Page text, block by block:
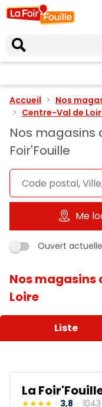
Accueil
Nos
Centre-Val de
Nos magasins
Foir'Fouille
Me
Ouvert
Nos
Loire
Liste
La
3,8